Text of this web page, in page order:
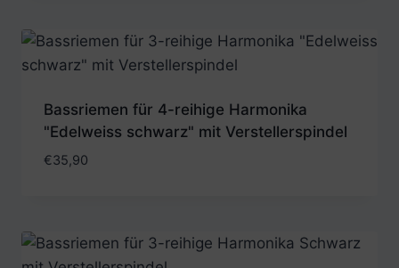
Bassriemen für 4-reihige Harmonika
"Edelweiss schwarz" mit Verstellerspindel
€35,90